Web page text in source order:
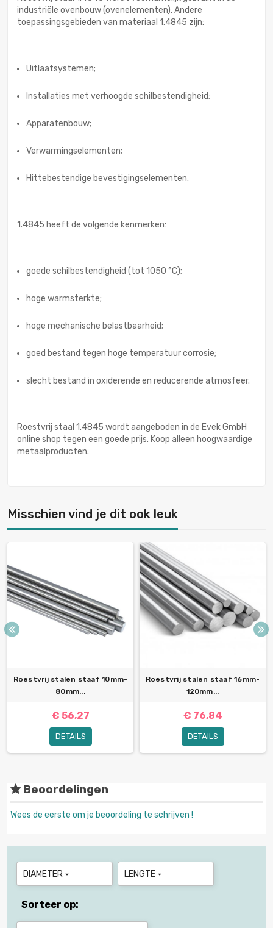
industriële ovenbouw (ovenelementen). Andere
toepassingsgebieden van materiaal 1.4845 zijn:
Uitlaatsystemen;
Installaties met verhoogde schilbestendigheid;
Apparatenbouw;
Verwarmingselementen;
Hittebestendige bevestigingselementen.
1.4845 heeft de volgende kenmerken:
goede schilbestendigheid (tot 1050 °C);
hoge warmsterkte;
hoge mechanische belastbaarheid;
goed bestand tegen hoge temperatuur corrosie;
slecht bestand in oxiderende en reducerende atmosfeer.
Roestvrij staal 1.4845 wordt aangeboden in de Evek GmbH
online shop tegen een goede prijs. Koop alleen hoogwaardige
metaalproducten.
Misschien vind je dit ook leuk
Roestvrij stalen staaf 10mm-
80mm...
€ 56,27
DETAILS
Roestvrij stalen staaf 16mm-
120mm...
€ 76,84
DETAILS
Beoordelingen
Wees de eerste om je beoordeling te schrijven !
DIAMETER  LENGTE 
Sorteer op: